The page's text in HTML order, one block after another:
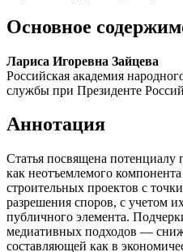
Основное
Лариса Игоревна Зайцева
Российская академия
службы при Президенте
Аннотация
Статья посвящена
как неотъемлемого
строительных проектов с
разрешения споров, с учетом
публичного элемента.
медиативных подходов —
составляющей как в